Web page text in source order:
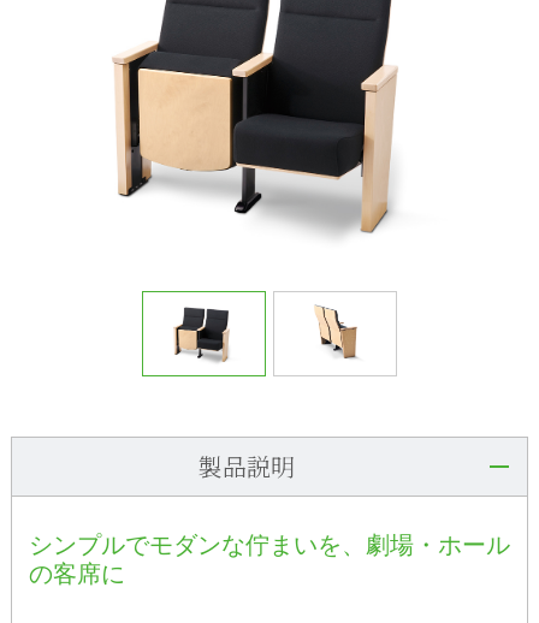
製品説明
シンプルでモダンな佇まいを、劇場・ホール
の客席に